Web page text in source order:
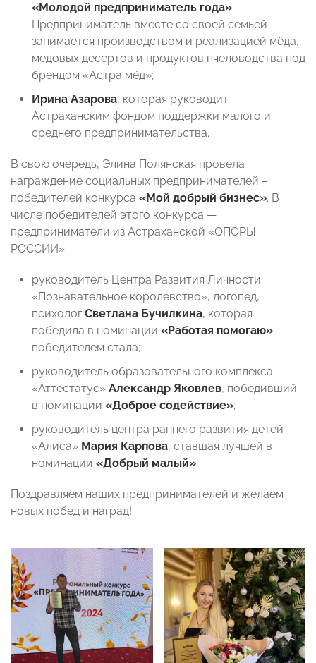
«Молодой предприниматель года».
Предприниматель вместе со своей семьей
занимается производством и реализацией мёда,
медовых десертов и продуктов пчеловодства под
брендом «Астра мёд»;
Ирина Азарова, которая руководит
Астраханским фондом поддержки малого и
среднего предпринимательства.
В свою очередь, Элина Полянская провела
награждение социальных предпринимателей –
победителей конкурса «Мой добрый бизнес». В
числе победителей этого конкурса —
предприниматели из Астраханской «ОПОРЫ
РОССИИ»:
руководитель Центра Развития Личности
«Познавательное королевство», логопед,
психолог Светлана Бучилкина, которая
победила в номинации «Работая помогаю»
победителем стала;
руководитель образовательного комплекса
«Аттестатус» Александр Яковлев, победивший
в номинации «Доброе содействие»;
руководитель центра раннего развития детей
«Алиса» Мария Карпова, ставшая лучшей в
номинации «Добрый малый».
Поздравляем наших предпринимателей и желаем
новых побед и наград!